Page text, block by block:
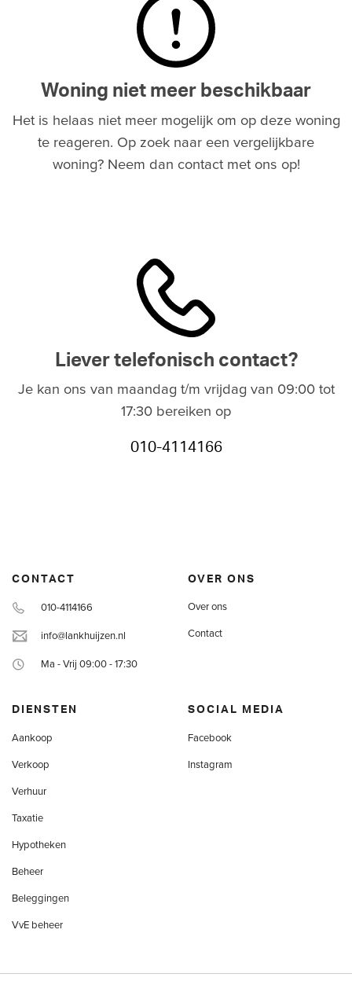
Woning niet meer beschikbaar
Het is helaas niet meer mogelijk om op deze woning
te reageren. Op zoek naar een vergelijkbare
woning? Neem dan contact met ons op!
Liever telefonisch contact?
Je kan ons van maandag t/m vrijdag van 09:00 tot
17:30 bereiken op
010-4114166
CONTACT
010-4114166
info@lankhuijzen.nl
Ma - Vrij 09:00 - 17:30
OVER ONS
Over ons
Contact
DIENSTEN
Aankoop
Verkoop
Verhuur
Taxatie
Hypotheken
Beheer
Beleggingen
VvE beheer
SOCIAL MEDIA
Facebook
Instagram